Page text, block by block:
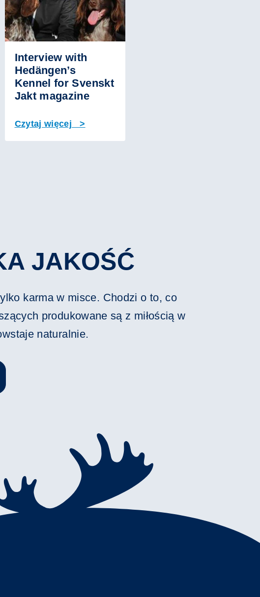
Interview with
Hedängen’s
Kennel for Svenskt
Jakt magazine
Czytaj więcej >
JAKOŚĆ
karma w misce. Chodzi o to, co
produkowane są z miłością w
naturalnie.